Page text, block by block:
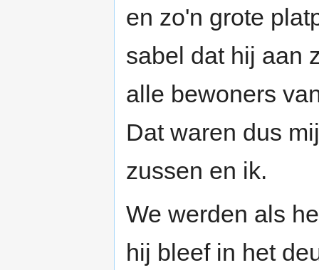
en zo'n grote
sabel dat hij aan
alle bewoners
Dat waren dus
zussen en ik.
We werden als
hij bleef in het